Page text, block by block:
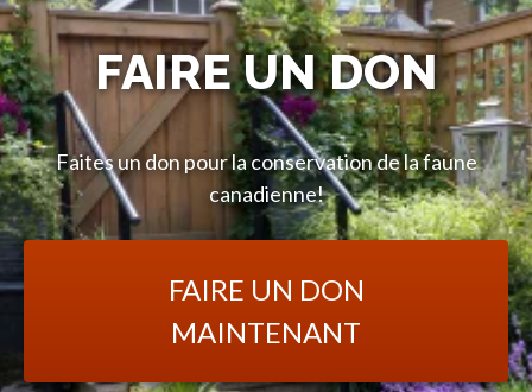
FAIRE UN DON
Faites un don pour la conservation de la faune
canadienne!
FAIRE UN DON
MAINTENANT